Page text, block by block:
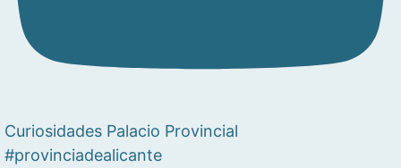
Curiosidades Palacio Provincial
#provinciadealicante